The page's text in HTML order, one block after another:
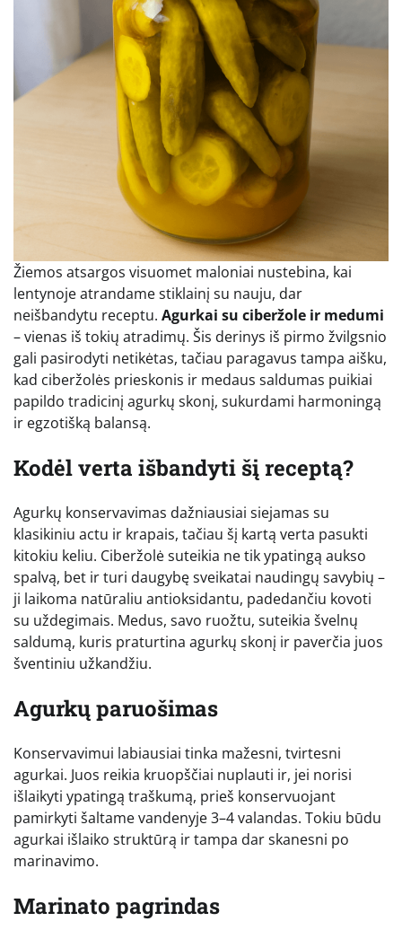
Žiemos atsargos visuomet maloniai nustebina, kai
lentynoje atrandame stiklainį su nauju, dar
neišbandytu receptu. Agurkai su ciberžole ir medumi
– vienas iš tokių atradimų. Šis derinys iš pirmo žvilgsnio
gali pasirodyti netikėtas, tačiau paragavus tampa aišku,
kad ciberžolės prieskonis ir medaus saldumas puikiai
papildo tradicinį agurkų skonį, sukurdami harmoningą
ir egzotišką balansą.
Kodėl verta išbandyti šį receptą?
Agurkų konservavimas dažniausiai siejamas su
klasikiniu actu ir krapais, tačiau šį kartą verta pasukti
kitokiu keliu. Ciberžolė suteikia ne tik ypatingą aukso
spalvą, bet ir turi daugybę sveikatai naudingų savybių –
ji laikoma natūraliu antioksidantu, padedančiu kovoti
su uždegimais. Medus, savo ruožtu, suteikia švelnų
saldumą, kuris praturtina agurkų skonį ir paverčia juos
šventiniu užkandžiu.
Agurkų paruošimas
Konservavimui labiausiai tinka mažesni, tvirtesni
agurkai. Juos reikia kruopščiai nuplauti ir, jei norisi
išlaikyti ypatingą traškumą, prieš konservuojant
pamirkyti šaltame vandenyje 3–4 valandas. Tokiu būdu
agurkai išlaiko struktūrą ir tampa dar skanesni po
marinavimo.
Marinato pagrindas